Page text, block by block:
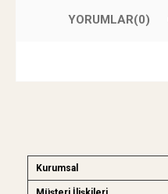
YORUMLAR(0)
Kurumsal